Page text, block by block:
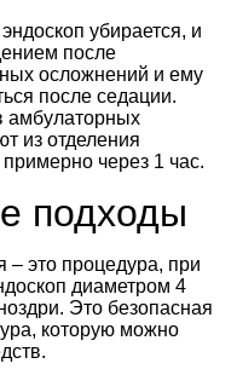
убирается, и
после
осложнений и ему
после седации.
амбулаторных
из отделения
через 1 час.
подходы
– это процедура, при
диаметром 4
Это безопасная
которую можно